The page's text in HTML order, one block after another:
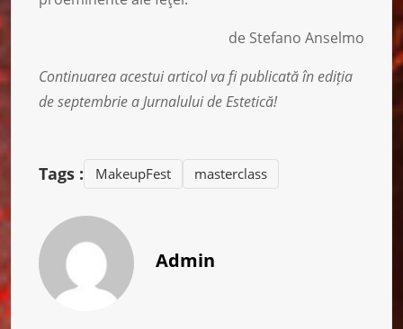
de Stefano Anselmo
Continuarea acestui articol va fi publicată în ediția
de septembrie a Jurnalului de Estetică!
Tags : MakeupFest masterclass
Admin